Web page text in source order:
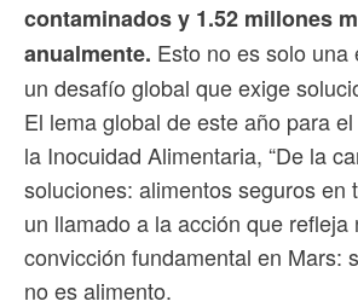
contaminados y 1.52 millones
anualmente. Esto no es solo
un desafío global que exige
El lema global de este año para
la Inocuidad Alimentaria, “De la
soluciones: alimentos seguros en
un llamado a la acción que refleja
convicción fundamental en Mars:
no es alimento.